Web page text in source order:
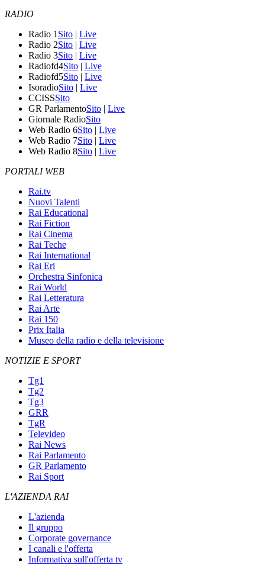
RADIO
Radio 1 Sito | Live
Radio 2Sito | Live
Radio 3Sito | Live
Radiofd4Sito | Live
Radiofd5Sito | Live
IsoradioSito | Live
CCISSSito
GR ParlamentoSito | Live
Giornale RadioSito
Web Radio 6Sito | Live
Web Radio 7Sito | Live
Web Radio 8Sito | Live
PORTALI WEB
Rai.tv
Nuovi Talenti
Rai Educational
Rai Fiction
Rai Cinema
Rai Teche
Rai International
Rai Eri
Orchestra Sinfonica
Rai World
Rai Letteratura
Rai Arte
Rai 150
Prix Italia
Museo della radio e della televisione
NOTIZIE E SPORT
Tg1
Tg2
Tg3
GRR
TgR
Televideo
Rai News
Rai Parlamento
GR Parlamento
Rai Sport
L'AZIENDA RAI
L'azienda
Il gruppo
Corporate governance
I canali e l'offerta
Informativa sull'offerta tv